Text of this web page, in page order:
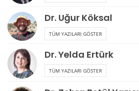
Dr. Uğur Köksal
TÜM YAZILARI GÖSTER
Dr. Yelda Ertürk
TÜM YAZILARI GÖSTER